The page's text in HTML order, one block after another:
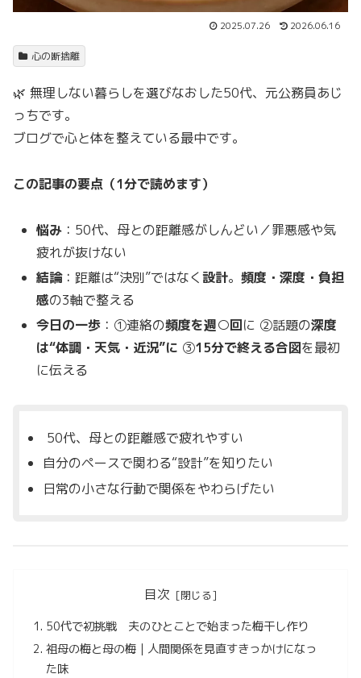
2025.07.26 2026.06.16
心の断捨離
🌿 無理しない暮らしを選びなおした50代、元公務員あじ
っちです。
ブログで心と体を整えている最中です。
この記事の要点（1分で読めます）
悩み ：50代、母との距離感がしんどい／罪悪感や気
疲れが抜けない
結論：距離は“決別”ではなく設計。頻度・深度・負担
感の3軸で整える
今日の一歩 ：①連絡の頻度を週○回に ②話題の深度
は“体調・天気・近況”に ③15分で終える合図を最初
に伝える
50代、母との距離感で疲れやすい
自分のペースで関わる“設計”を知りたい
日常の小さな行動で関係をやわらげたい
目次
50代で初挑戦 夫のひとことで始まった梅干し作り
祖母の梅と母の梅｜人間関係を見直すきっかけになっ
た味